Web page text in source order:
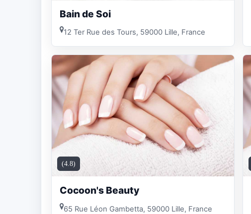
Bain de Soi
12 Ter Rue des Tours, 59000 Lille, France
(4.8)
Cocoon's Beauty
65 Rue Léon Gambetta, 59000 Lille, France